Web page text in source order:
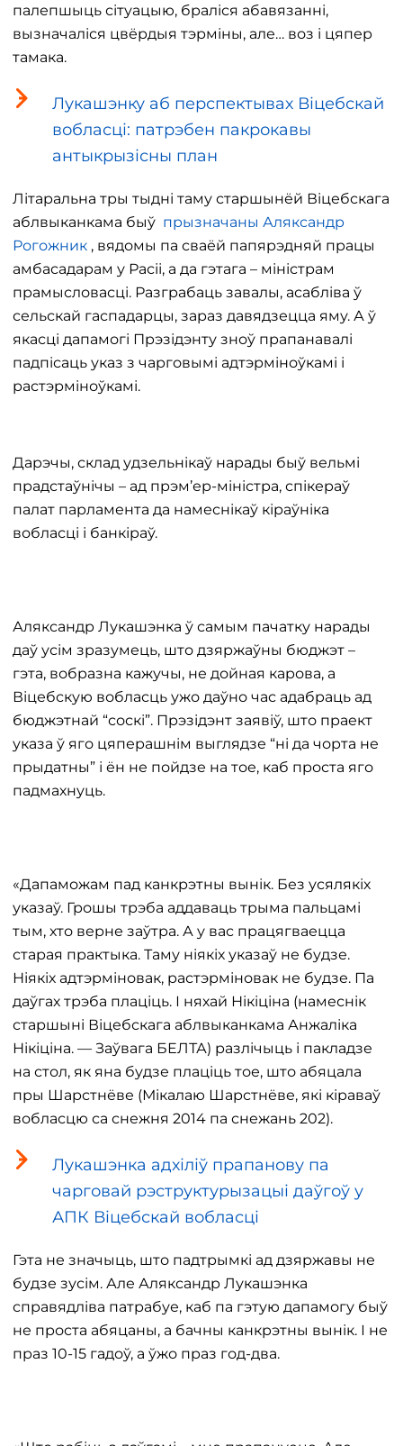
палепшыць сітуацыю, браліся абавязанні,
вызначаліся цвёрдыя тэрміны, але… воз і цяпер
тамака.
Лукашэнку аб перспектывах Віцебскай
вобласці: патрэбен пакрокавы
антыкрызісны план
Літаральна тры тыдні таму старшынёй Віцебскага
аблвыканкама быў прызначаны Аляксандр
Рогожник , вядомы па сваёй папярэдняй працы
амбасадарам у Расіі, а да гэтага – міністрам
прамысловасці. Разграбаць завалы, асабліва ў
сельскай гаспадарцы, зараз давядзецца яму. А ў
якасці дапамогі Прэзідэнту зноў прапанавалі
падпісаць указ з чарговымі адтэрміноўкамі і
растэрміноўкамі.
Дарэчы, склад удзельнікаў нарады быў вельмі
прадстаўнічы – ад прэм’ер-міністра, спікераў
палат парламента да намеснікаў кіраўніка
вобласці і банкіраў.
Аляксандр Лукашэнка ў самым пачатку нарады
даў усім зразумець, што дзяржаўны бюджэт –
гэта, вобразна кажучы, не дойная карова, а
Віцебскую вобласць ужо даўно час адабраць ад
бюджэтнай “соскі”. Прэзідэнт заявіў, што праект
указа ў яго цяперашнім выглядзе “ні да чорта не
прыдатны” і ён не пойдзе на тое, каб проста яго
падмахнуць.
«Дапаможам пад канкрэтны вынік. Без усялякіх
указаў. Грошы трэба аддаваць трыма пальцамі
тым, хто верне заўтра. А у вас працягваецца
старая практыка. Таму ніякіх указаў не будзе.
Ніякіх адтэрміновак, растэрміновак не будзе. Па
даўгах трэба плаціць. І няхай Нікіціна (намеснік
старшыні Віцебскага аблвыканкама Анжаліка
Нікіціна. — Заўвага БЕЛТА) разлічыць і пакладзе
на стол, як яна будзе плаціць тое, што абяцала
пры Шарстнёве (Мікалаю Шарстнёве, які кіраваў
вобласцю са снежня 2014 па снежань 202).
Лукашэнка адхіліў прапанову па
чарговай рэструктурызацыі даўгоў у
АПК Віцебскай вобласці
Гэта не значыць, што падтрымкі ад дзяржавы не
будзе зусім. Але Аляксандр Лукашэнка
справядліва патрабуе, каб па гэтую дапамогу быў
не проста абяцаны, а бачны канкрэтны вынік. І не
праз 10-15 гадоў, а ўжо праз год-два.